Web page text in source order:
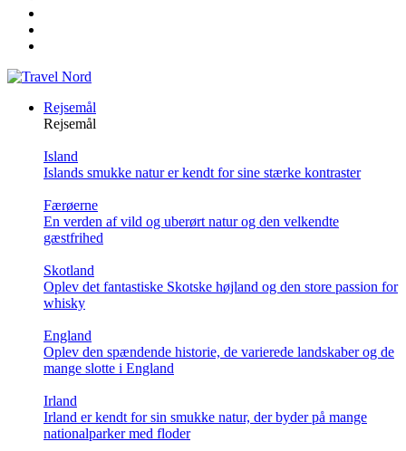
Rejsemål
Rejsemål
Island
Islands smukke natur er kendt for sine stærke kontraster
Færøerne
En verden af vild og uberørt natur og den velkendte
gæstfrihed
Skotland
Oplev det fantastiske Skotske højland og den store passion for
whisky
England
Oplev den spændende historie, de varierede landskaber og de
mange slotte i England
Irland
Irland er kendt for sin smukke natur, der byder på mange
nationalparker med floder